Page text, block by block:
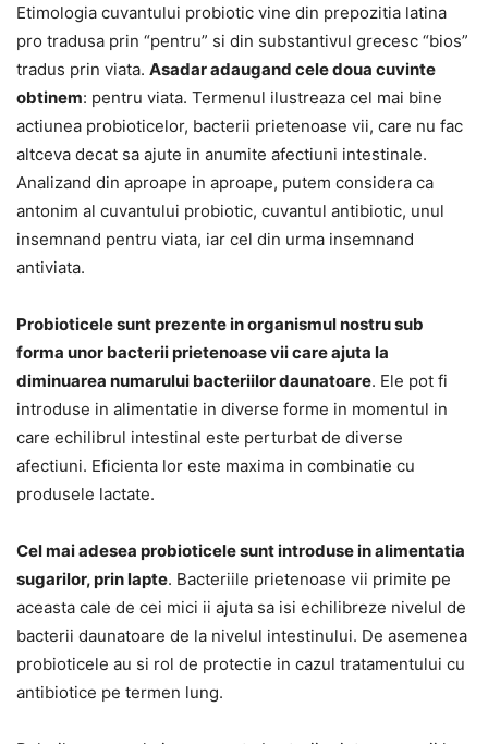
Etimologia cuvantului probiotic vine din prepozitia latina
pro tradusa prin “pentru” si din substantivul grecesc “bios”
tradus prin viata. Asadar adaugand cele doua cuvinte
obtinem: pentru viata. Termenul ilustreaza cel mai bine
actiunea probioticelor, bacterii prietenoase vii, care nu fac
altceva decat sa ajute in anumite afectiuni intestinale.
Analizand din aproape in aproape, putem considera ca
antonim al cuvantului probiotic, cuvantul antibiotic, unul
insemnand pentru viata, iar cel din urma insemnand
antiviata.
Probioticele sunt prezente in organismul nostru sub
forma unor bacterii prietenoase vii care ajuta la
diminuarea numarului bacteriilor daunatoare. Ele pot fi
introduse in alimentatie in diverse forme in momentul in
care echilibrul intestinal este perturbat de diverse
afectiuni. Eficienta lor este maxima in combinatie cu
produsele lactate.
Cel mai adesea probioticele sunt introduse in alimentatia
sugarilor, prin lapte. Bacteriile prietenoase vii primite pe
aceasta cale de cei mici ii ajuta sa isi echilibreze nivelul de
bacterii daunatoare de la nivelul intestinului. De asemenea
probioticele au si rol de protectie in cazul tratamentului cu
antibiotice pe termen lung.